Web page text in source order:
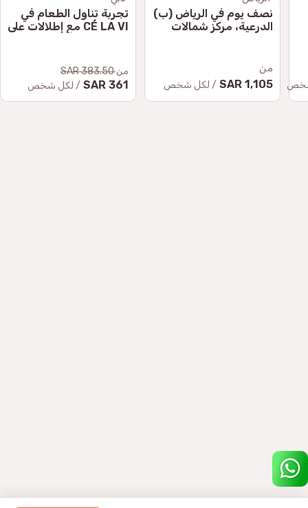
نصف يوم في الرياض (ب)
الدرعية، مركز شمالات
من
1,105 SAR / لكل شخص
تجربة تناول الطعام في
CÉ LA VI مع إطلالات على
من383.50 SAR
361 SAR / لكل شخص